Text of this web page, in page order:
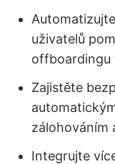
uživatelů
offboardingu
Zajistěte
zálohováním
Integrujte